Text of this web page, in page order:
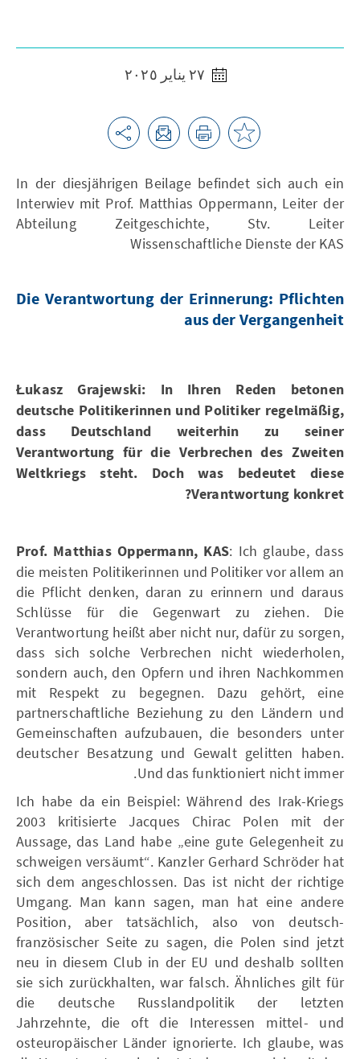
In der diesjährigen Beilage befindet sich auch ein
Interwiev mit Prof. Matthias Oppermann, Leiter der
Abteilung Zeitgeschichte, Stv. Leiter
Wissenschaftliche Dienste der KAS
Die Verantwortung der Erinnerung: Pflichten
aus der Vergangenheit
Łukasz Grajewski: In Ihren Reden betonen
deutsche Politikerinnen und Politiker regelmäßig,
dass Deutschland weiterhin zu seiner
Verantwortung für die Verbrechen des Zweiten
Weltkriegs steht. Doch was bedeutet diese
Verantwortung konkret?
Prof. Matthias Oppermann, KAS: Ich glaube, dass
die meisten Politikerinnen und Politiker vor allem an
die Pflicht denken, daran zu erinnern und daraus
Schlüsse für die Gegenwart zu ziehen. Die
Verantwortung heißt aber nicht nur, dafür zu sorgen,
dass sich solche Verbrechen nicht wiederholen,
sondern auch, den Opfern und ihren Nachkommen
mit Respekt zu begegnen. Dazu gehört, eine
partnerschaftliche Beziehung zu den Ländern und
Gemeinschaften aufzubauen, die besonders unter
deutscher Besatzung und Gewalt gelitten haben.
Und das funktioniert nicht immer.
Ich habe da ein Beispiel: Während des Irak-Kriegs
2003 kritisierte Jacques Chirac Polen mit der
Aussage, das Land habe „eine gute Gelegenheit zu
schweigen versäumt“. Kanzler Gerhard Schröder hat
sich dem angeschlossen. Das ist nicht der richtige
Umgang. Man kann sagen, man hat eine andere
Position, aber tatsächlich, also von deutsch-
französischer Seite zu sagen, die Polen sind jetzt
neu in diesem Club in der EU und deshalb sollten
sie sich zurückhalten, war falsch. Ähnliches gilt für
die deutsche Russlandpolitik der letzten
Jahrzehnte, die oft die Interessen mittel- und
osteuropäischer Länder ignorierte. Ich glaube, was